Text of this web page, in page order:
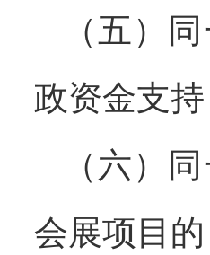
（五）
政资金支
（六）
会展项目